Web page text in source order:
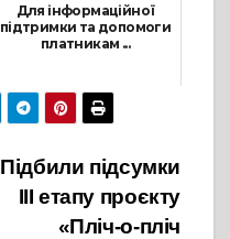
Для інформаційної
підтримки та допомоги
платникам ...
15 Липня, 2021
Підбили підсумки
ІІІ етапу проєкту
«Пліч-о-пліч